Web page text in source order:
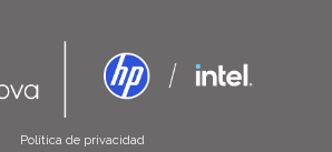
Política de privacidad